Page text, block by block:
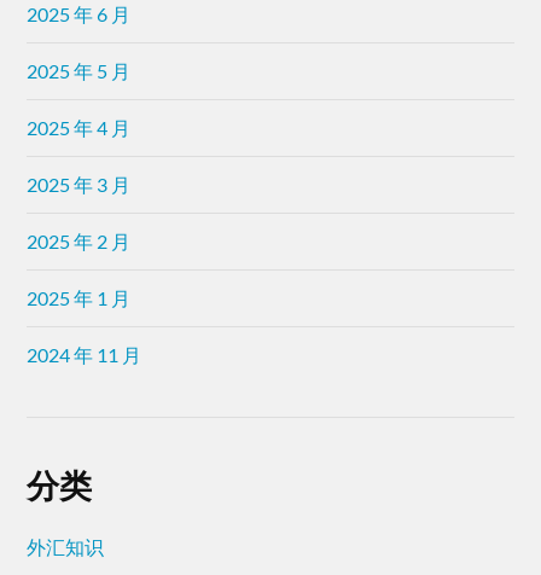
2025 年 6 月
2025 年 5 月
2025 年 4 月
2025 年 3 月
2025 年 2 月
2025 年 1 月
2024 年 11 月
分类
外汇知识